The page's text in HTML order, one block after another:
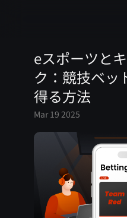
eスポーツと
ク：競技ベッ
得る方法
Mar 19 2025